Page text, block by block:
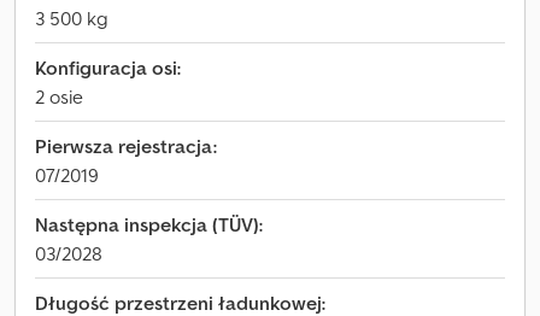
3 500 kg
Konfiguracja osi:
2 osie
Pierwsza rejestracja:
07/2019
Następna inspekcja (TÜV):
03/2028
Długość przestrzeni ładunkowej: